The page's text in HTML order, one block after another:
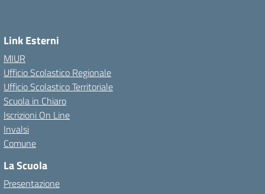
Link Esterni
MIUR
Ufficio Scolastico Regionale
Ufficio Scolastico Territoriale
Scuola in Chiaro
Iscrizioni On Line
Invalsi
Comune
La Scuola
Presentazione